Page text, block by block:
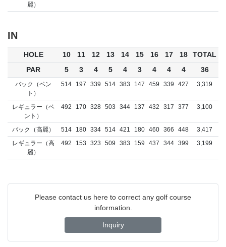
麗）
IN
HOLE 10 11 12 13 14 15 16 17 18
TOTAL
PAR
5 3 4 5 4 3 4 4 4 36
バック（ベン
ト）
514 197 339 514 383 147 459 339 427 3,319
レギュラー（ベ
ント）
492 170 328 503 344 137 432 317 377 3,100
バック（高麗） 514 180 334 514 421 180 460 366 448
3,417
レギュラー（高
麗）
492 153 323 509 383 159 437 344 399 3,199
Please contact us here to correct any golf course
information.
Inquiry